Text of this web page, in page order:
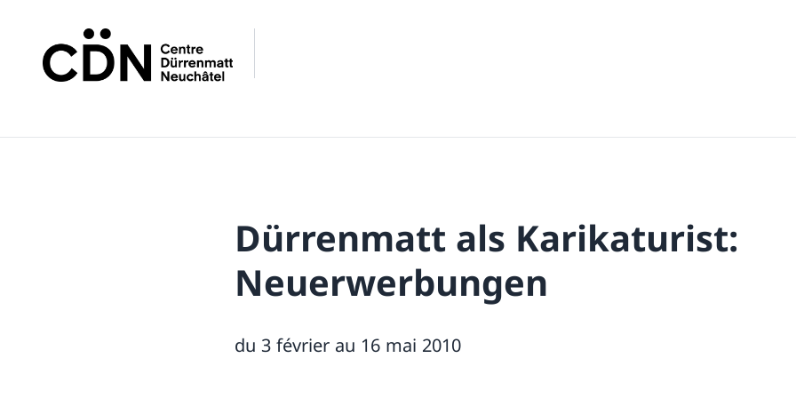
Dürrenmatt als Karikaturist:
Neuerwerbungen
du 3 février au 16 mai 2010